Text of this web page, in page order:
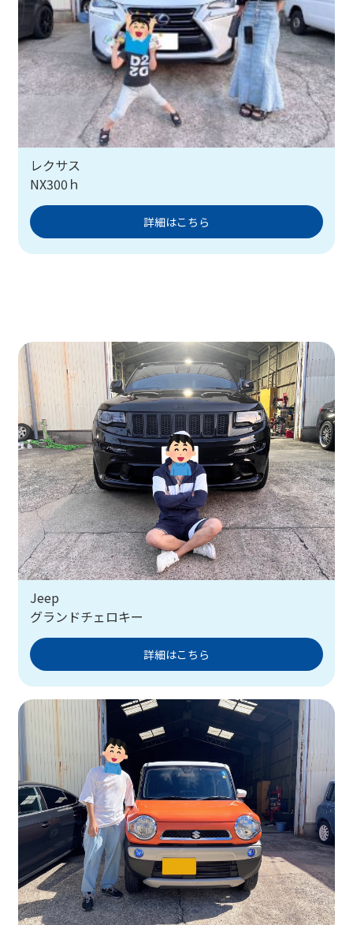
レクサス
NX300ｈ
詳細はこちら
Jeep
グランドチェロキー
詳細はこちら